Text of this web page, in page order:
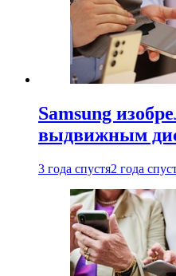
Samsung
выдвижным
3 года спустя2 года